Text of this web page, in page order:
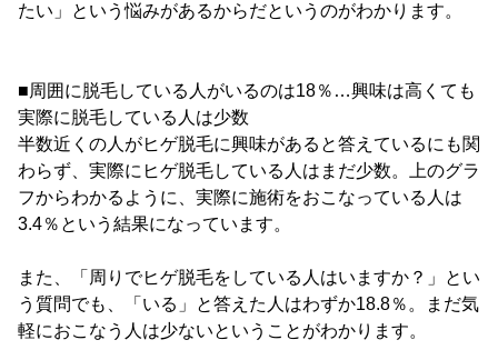
たい」という悩みがあるからだというのがわかります。
■周囲に脱毛している人がいるのは18％…興味は高くても
実際に脱毛している人は少数
半数近くの人がヒゲ脱毛に興味があると答えているにも関
わらず、実際にヒゲ脱毛している人はまだ少数。上のグラ
フからわかるように、実際に施術をおこなっている人は
3.4％という結果になっています。
また、「周りでヒゲ脱毛をしている人はいますか？」とい
う質問でも、「いる」と答えた人はわずか18.8％。まだ気
軽におこなう人は少ないということがわかります。